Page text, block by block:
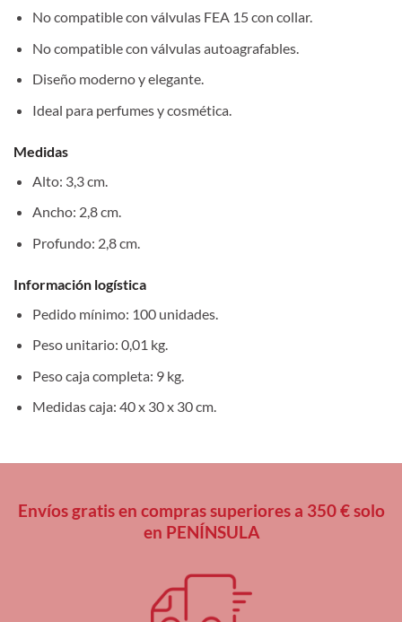
No compatible con válvulas FEA 15 con collar.
No compatible con válvulas autoagrafables.
Diseño moderno y elegante.
Ideal para perfumes y cosmética.
Medidas
Alto: 3,3 cm.
Ancho: 2,8 cm.
Profundo: 2,8 cm.
Información logística
Pedido mínimo: 100 unidades.
Peso unitario: 0,01 kg.
Peso caja completa: 9 kg.
Medidas caja: 40 x 30 x 30 cm.
Envíos gratis en compras superiores a 350 € solo
en PENÍNSULA